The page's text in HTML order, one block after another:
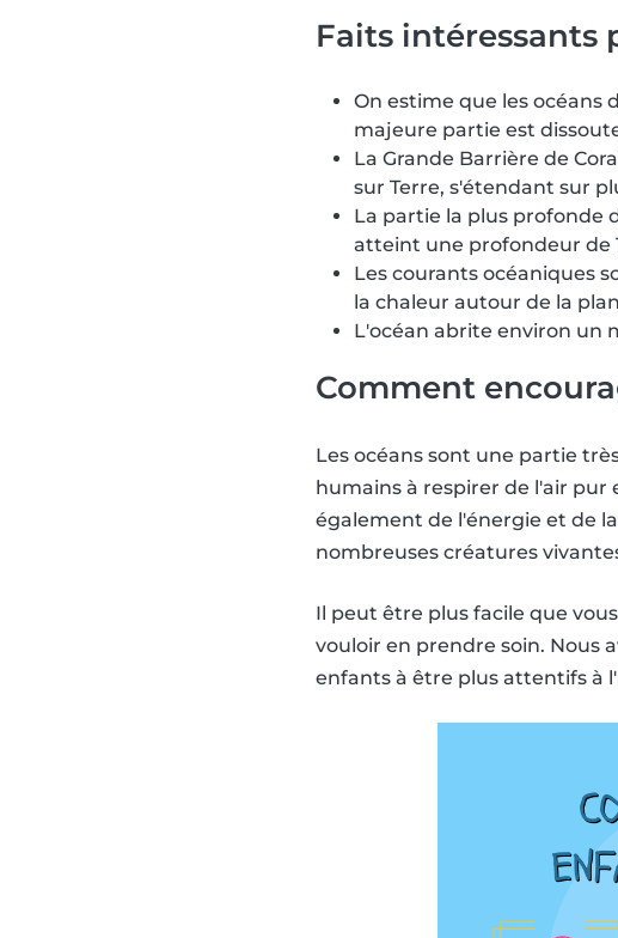
Faits intéressants
On estime que les océans
majeure partie est
La Grande Barrière de
sur Terre, s'étendant sur
La partie la plus profonde
atteint une profondeur de
Les courants océaniques
la chaleur autour de la
L'océan abrite environ un
Comment
Les océans sont une partie
humains à respirer de l'air pur
également de l'énergie et de
nombreuses créatures
Il peut être plus facile que
vouloir en prendre soin. Nous
enfants à être plus attentifs à